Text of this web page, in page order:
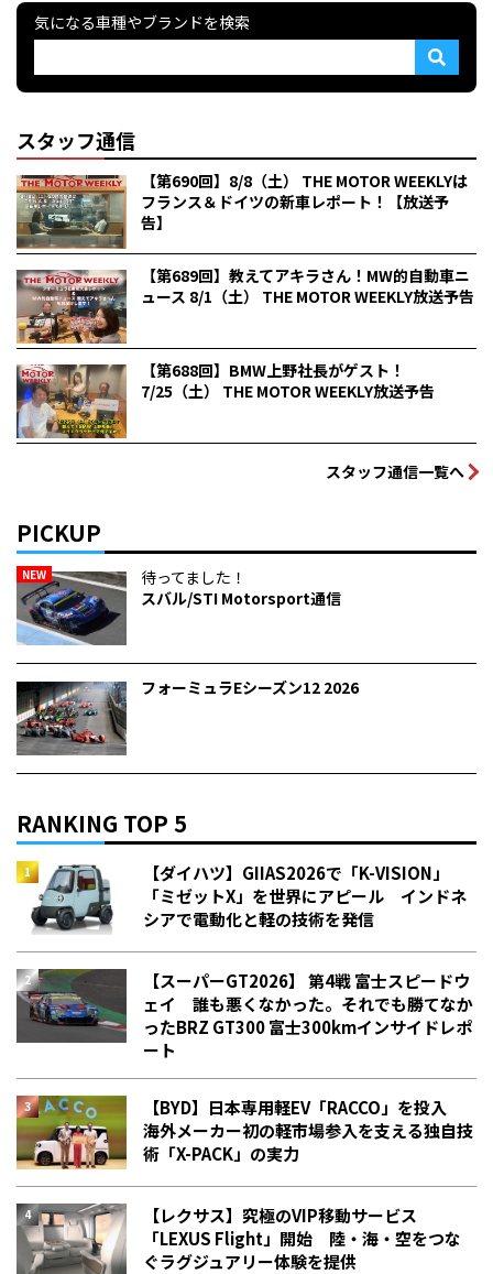
気になる車種やブランドを検索
スタッフ通信
【第690回】8/8（土） THE MOTOR WEEKLYは
フランス＆ドイツの新車レポート！【放送予
告】
【第689回】教えてアキラさん！MW的自動車ニ
ュース 8/1（土） THE MOTOR WEEKLY放送予告
【第688回】BMW上野社長がゲスト！
7/25（土） THE MOTOR WEEKLY放送予告
スタッフ通信一覧へ
PICKUP
NEW
待ってました！
スバル/STI Motorsport通信
フォーミュラEシーズン12 2026
RANKING TOP 5
【ダイハツ】GIIAS2026で「K-VISION」
「ミゼットX」を世界にアピール インドネ
シアで電動化と軽の技術を発信
【スーパーGT2026】 第4戦 富士スピードウ
ェイ 誰も悪くなかった。それでも勝てなか
った――BRZ GT300 富士300kmインサイドレポ
ート
【BYD】日本専用軽EV「RACCO」を投入
海外メーカー初の軽市場参入を支える独自技
術「X-PACK」の実力
【レクサス】究極のVIP移動サービス
「LEXUS Flight」開始 陸・海・空をつな
ぐラグジュアリー体験を提供